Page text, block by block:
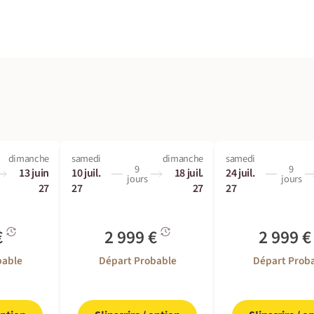
dimanche
13 juin
27
samedi
10 juil.
27
9
jours
dimanche
18 juil.
27
2 999 €
Départ Probable
samedi
24 juil.
27
9
jours
2 999 €
Départ